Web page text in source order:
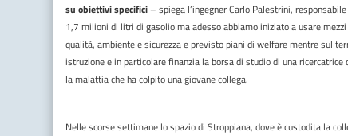
su obiettivi specifici– spiega l’ingegner Carlo Palestrini,
1,7 milioni di litri di gasolio ma adesso abbiamo iniziato a usare
qualità, ambiente e sicurezza e previsto piani di welfare mentre sul
istruzione e in particolare finanzia la borsa di studio di una
la malattia che ha colpito una giovane collega.
Nelle scorse settimane lo spazio di Stroppiana, dove è custodita la